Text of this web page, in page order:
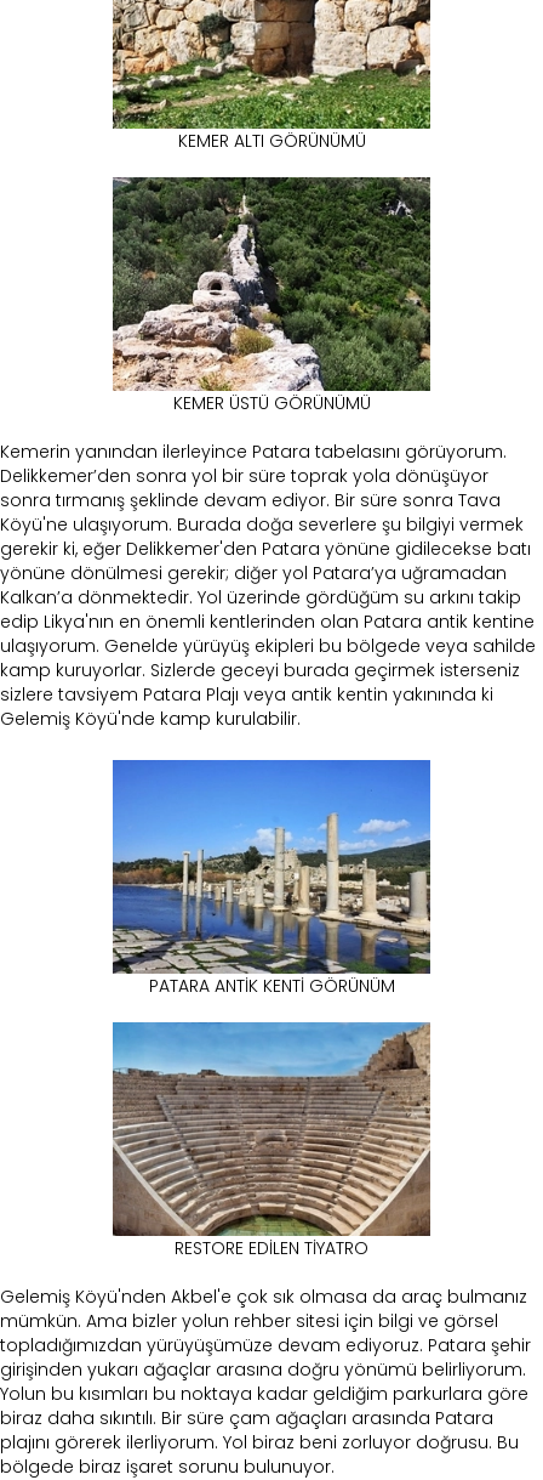
KEMER ALTI GÖRÜNÜMÜ
KEMER ÜSTÜ GÖRÜNÜMÜ
Kemerin yanından ilerleyince Patara tabelasını görüyorum.
Delikkemer’den sonra yol bir süre toprak yola dönüşüyor
sonra tırmanış şeklinde devam ediyor. Bir süre sonra Tava
Köyü'ne ulaşıyorum. Burada doğa severlere şu bilgiyi vermek
gerekir ki, eğer Delikkemer'den Patara yönüne gidilecekse batı
yönüne dönülmesi gerekir; diğer yol Patara’ya uğramadan
Kalkan’a dönmektedir. Yol üzerinde gördüğüm su arkını takip
edip Likya'nın en önemli kentlerinden olan Patara antik kentine
ulaşıyorum. Genelde yürüyüş ekipleri bu bölgede veya sahilde
kamp kuruyorlar. Sizlerde geceyi burada geçirmek isterseniz
sizlere tavsiyem Patara Plajı veya antik kentin yakınında ki
Gelemiş Köyü'nde kamp kurulabilir.
PATARA ANTİK KENTİ GÖRÜNÜM
RESTORE EDİLEN TİYATRO
Gelemiş Köyü'nden Akbel'e çok sık olmasa da araç bulmanız
mümkün. Ama bizler yolun rehber sitesi için bilgi ve görsel
topladığımızdan yürüyüşümüze devam ediyoruz. Patara şehir
girişinden yukarı ağaçlar arasına doğru yönümü belirliyorum.
Yolun bu kısımları bu noktaya kadar geldiğim parkurlara göre
biraz daha sıkıntılı. Bir süre çam ağaçları arasında Patara
plajını görerek ilerliyorum. Yol biraz beni zorluyor doğrusu. Bu
bölgede biraz işaret sorunu bulunuyor.